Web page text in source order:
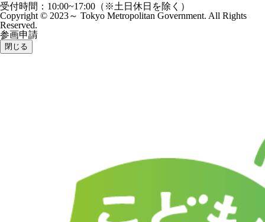
受付時間：10:00~17:00（※土日休日を除く）
Copyright © 2023～ Tokyo Metropolitan Government. All Rights
Reserved.
参画申請
閉じる